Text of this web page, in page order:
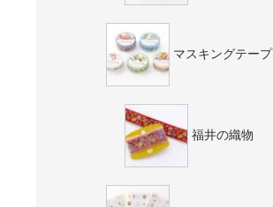
マスキングテープ
福井の織物